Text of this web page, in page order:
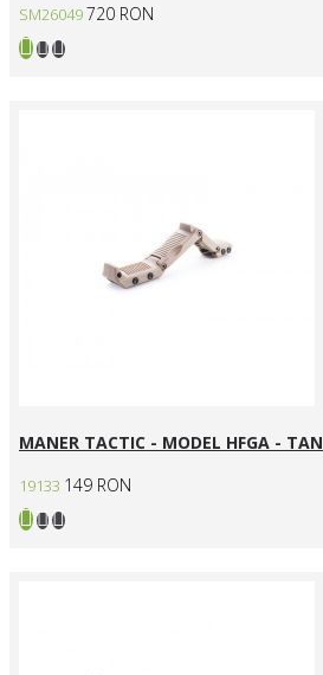
SM26049720 RON
MANER TACTIC - MODEL HFGA - TAN
19133 149 RON